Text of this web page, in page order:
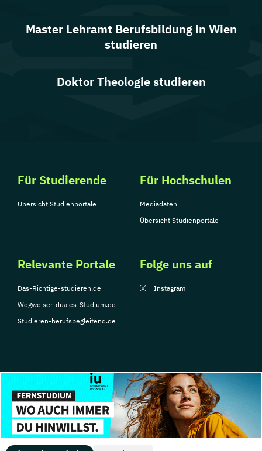
Master Lehramt Berufsbildung in Wien
studieren
Doktor Theologie studieren
Für Studierende
Übersicht Studienportale
Für Hochschulen
Mediadaten
Übersicht Studienportale
Relevante Portale
Das-Richtige-studieren.de
Wegweiser-duales-Studium.de
Studieren-berufsbegleitend.de
Folge uns auf
Instagram
© Copyright 2026, TarGroup Media GmbH
Impressum
Über
uns
Datenschutzerklärung Nutzungsbedingungen